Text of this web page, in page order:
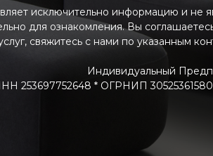
исключительно информацию и не
для ознакомления. Вы
свяжитесь с нами по указанным
Индивидуальный
253697752648 * ОГРНИП